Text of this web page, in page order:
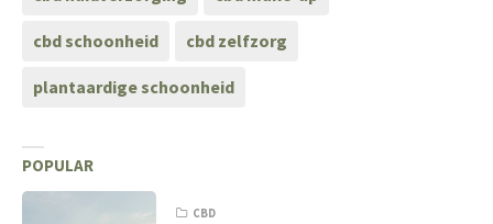
cbd schoonheid cbd zelfzorg
plantaardige schoonheid
POPULAR
CBD